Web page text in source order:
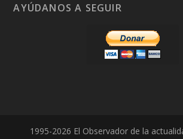
AYÚDANOS A SEGUIR
1995-2026 El Observador de la